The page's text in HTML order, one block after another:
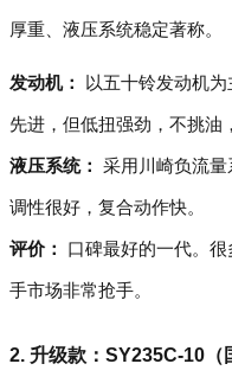
厚重、液压系统稳定著称。
发动机： 以五十铃发动机
先进，但低扭强劲，不挑油
液压系统： 采用川崎负流
调性很好，复合动作快。
评价： 口碑最好的一代。
手市场非常抢手。
2. 升级款：SY235C-10（